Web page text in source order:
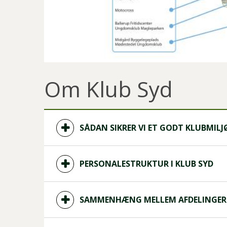
Om Klub Syd
SÅDAN SIKRER VI ET GODT
PERSONALESTRUKTUR I KLUB SYD
SAMMENHÆNG MELLEM